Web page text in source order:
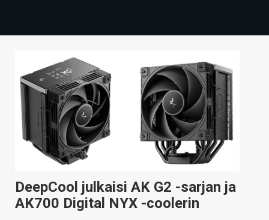
TECHBBS
HINTA.FI
KAUPPA
VAIHDA TEEMA
HAKU
DeepCool julkaisi AK G2 -sarjan ja
AK700 Digital NYX -coolerin